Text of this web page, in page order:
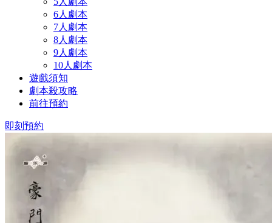
6人劇本
7人劇本
8人劇本
9人劇本
10人劇本
遊戲須知
劇本殺攻略
前往預約
即刻預約